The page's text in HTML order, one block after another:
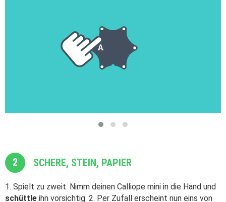
2 SCHERE, STEIN, PAPIER
1. Spielt zu zweit. Nimm deinen Calliope mini in die Hand und
schüttle ihn vorsichtig. 2. Per Zufall erscheint nun eins von